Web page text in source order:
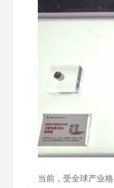
当前，受全球产业